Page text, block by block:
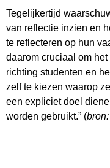
Tegelijkertijd
van reflectie inzien en
te reflecteren op hun
daarom cruciaal om
richting studenten en
zelf te kiezen waarop
een expliciet doel
worden gebruikt.” (bron: